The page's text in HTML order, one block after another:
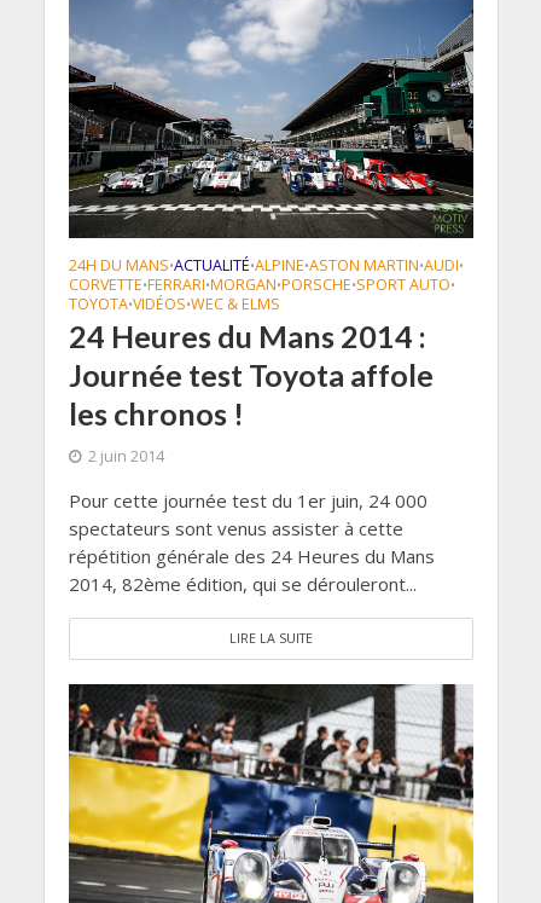
24H DU MANS•ACTUALITÉ•ALPINE•ASTON MARTIN•AUDI•
CORVETTE•FERRARI•MORGAN•PORSCHE•SPORT AUTO•
TOYOTA•VIDÉOS•WEC & ELMS
24 Heures du Mans 2014 :
Journée test Toyota affole
les chronos !
2 juin 2014
Pour cette journée test du 1er juin, 24 000
spectateurs sont venus assister à cette
répétition générale des 24 Heures du Mans
2014, 82ème édition, qui se dérouleront...
LIRE LA SUITE